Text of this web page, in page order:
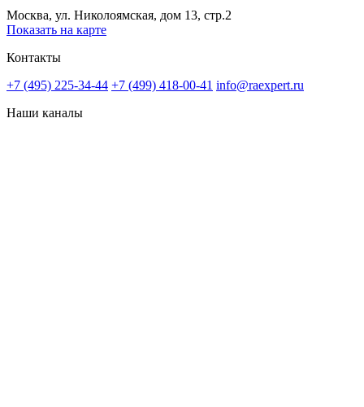
Москва, ул. Николоямская, дом 13, стр.2
Показать на карте
Контакты
+7 (495) 225-34-44 +7 (499) 418-00-41 info@raexpert.ru
Наши каналы